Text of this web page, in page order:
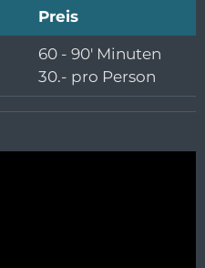
Preis
60 - 90' Minuten
30.- pro Person